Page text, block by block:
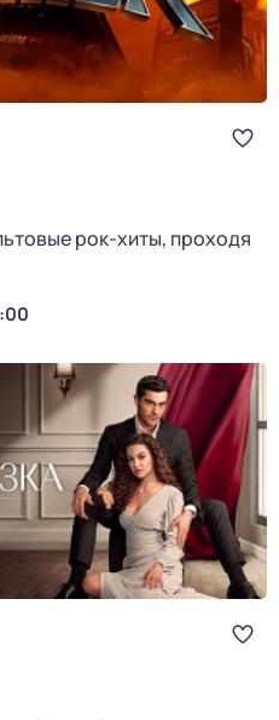
рок-хиты, проходя